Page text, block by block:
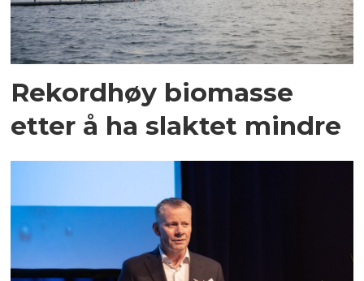
Rekordhøy biomasse
etter å ha slaktet mindre